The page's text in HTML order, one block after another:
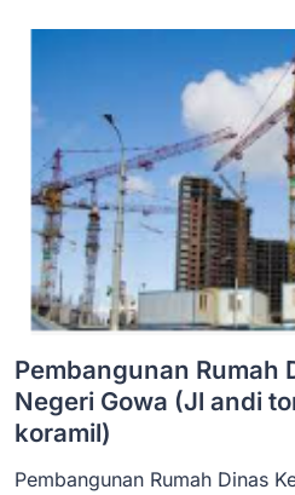
Pembangunan Rumah
Negeri Gowa (Jl andi
koramil)
Pembangunan Rumah Dinas